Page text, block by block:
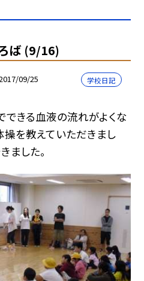
ば (9/16)
09/25 学校日記
でできる血液の流れがよくな
操を教えていただきまし
ました。